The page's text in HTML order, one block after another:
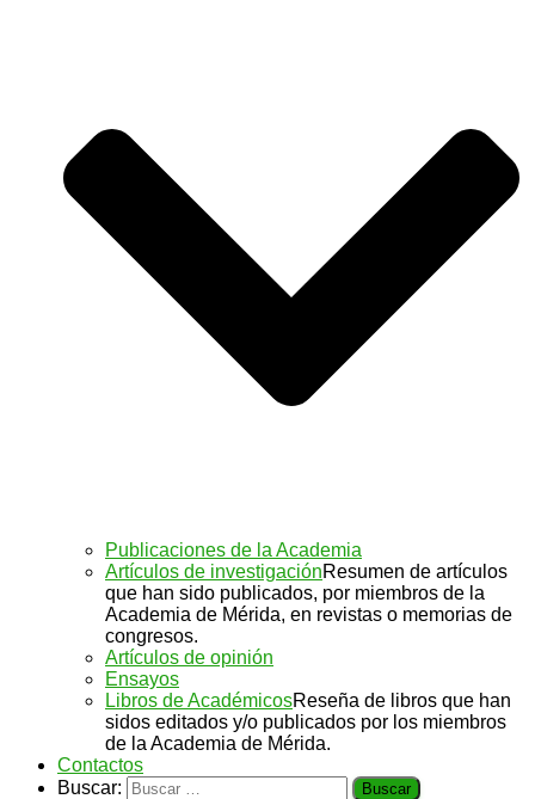
Publicaciones de la Academia
Artículos de investigaciónResumen de artículos
que han sido publicados, por miembros de la
Academia de Mérida, en revistas o memorias de
congresos.
Artículos de opinión
Ensayos
Libros de AcadémicosReseña de libros que han
sidos editados y/o publicados por los miembros
de la Academia de Mérida.
Contactos
Buscar: